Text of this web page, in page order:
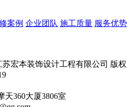
案例 企业团队 施工质量 服务优势
苏宏本装饰设计工程有限公司 版
天360大厦3806室